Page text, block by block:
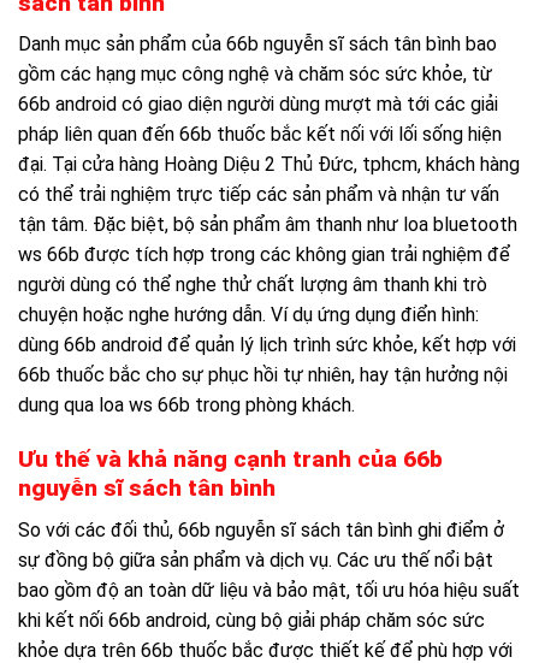
Danh mục sản phẩm của 66b nguyễn sĩ sách tân bình bao
gồm các hạng mục công nghệ và chăm sóc sức khỏe, từ
66b android có giao diện người dùng mượt mà tới các giải
pháp liên quan đến 66b thuốc bắc kết nối với lối sống hiện
đại. Tại cửa hàng Hoàng Diệu 2 Thủ Đức, tphcm, khách hàng
có thể trải nghiệm trực tiếp các sản phẩm và nhận tư vấn
tận tâm. Đặc biệt, bộ sản phẩm âm thanh như loa bluetooth
ws 66b được tích hợp trong các không gian trải nghiệm để
người dùng có thể nghe thử chất lượng âm thanh khi trò
chuyện hoặc nghe hướng dẫn. Ví dụ ứng dụng điển hình:
dùng 66b android để quản lý lịch trình sức khỏe, kết hợp với
66b thuốc bắc cho sự phục hồi tự nhiên, hay tận hưởng nội
dung qua loa ws 66b trong phòng khách.
Ưu thế và khả năng cạnh tranh của 66b
nguyễn sĩ sách tân bình
So với các đối thủ, 66b nguyễn sĩ sách tân bình ghi điểm ở
sự đồng bộ giữa sản phẩm và dịch vụ. Các ưu thế nổi bật
bao gồm độ an toàn dữ liệu và bảo mật, tối ưu hóa hiệu suất
khi kết nối 66b android, cùng bộ giải pháp chăm sóc sức
khỏe dựa trên 66b thuốc bắc được thiết kế để phù hợp với